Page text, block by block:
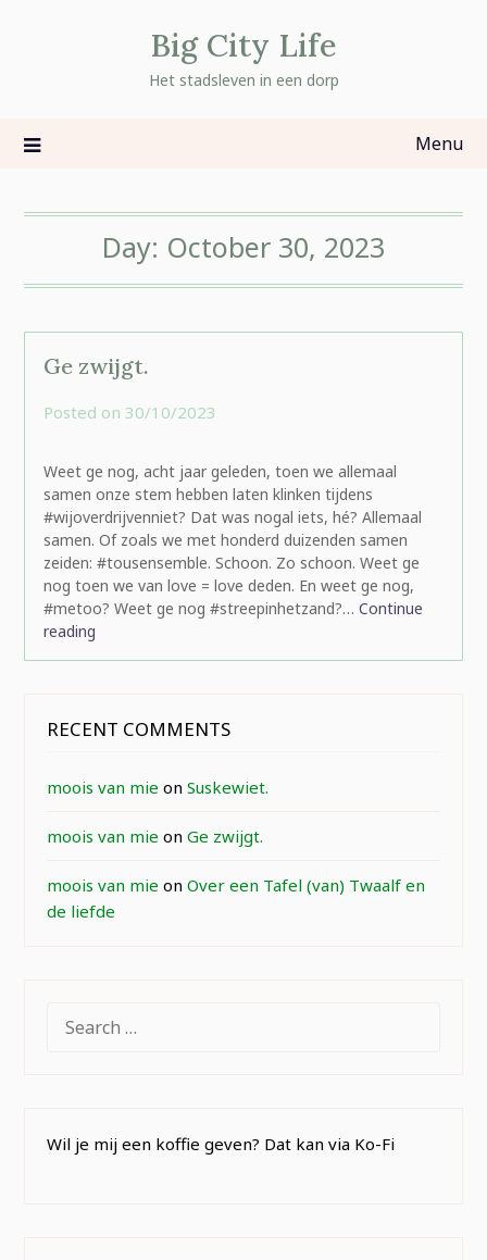
Big City Life
Het stadsleven in een dorp
Menu
Day: October 30, 2023
Ge zwijgt.
Posted on 30/10/2023
Weet ge nog, acht jaar geleden, toen we allemaal
samen onze stem hebben laten klinken tijdens
#wijoverdrijvenniet? Dat was nogal iets, hé? Allemaal
samen. Of zoals we met honderd duizenden samen
zeiden: #tousensemble. Schoon. Zo schoon. Weet ge
nog toen we van love = love deden. En weet ge nog,
#metoo? Weet ge nog #streepinhetzand?… Continue
reading
RECENT COMMENTS
moois van mie onSuskewiet.
moois van mie onGe zwijgt.
moois van mie onOver een Tafel (van) Twaalf en
de liefde
FOR:
Wil je mij een koffie geven? Dat kan via Ko-Fi